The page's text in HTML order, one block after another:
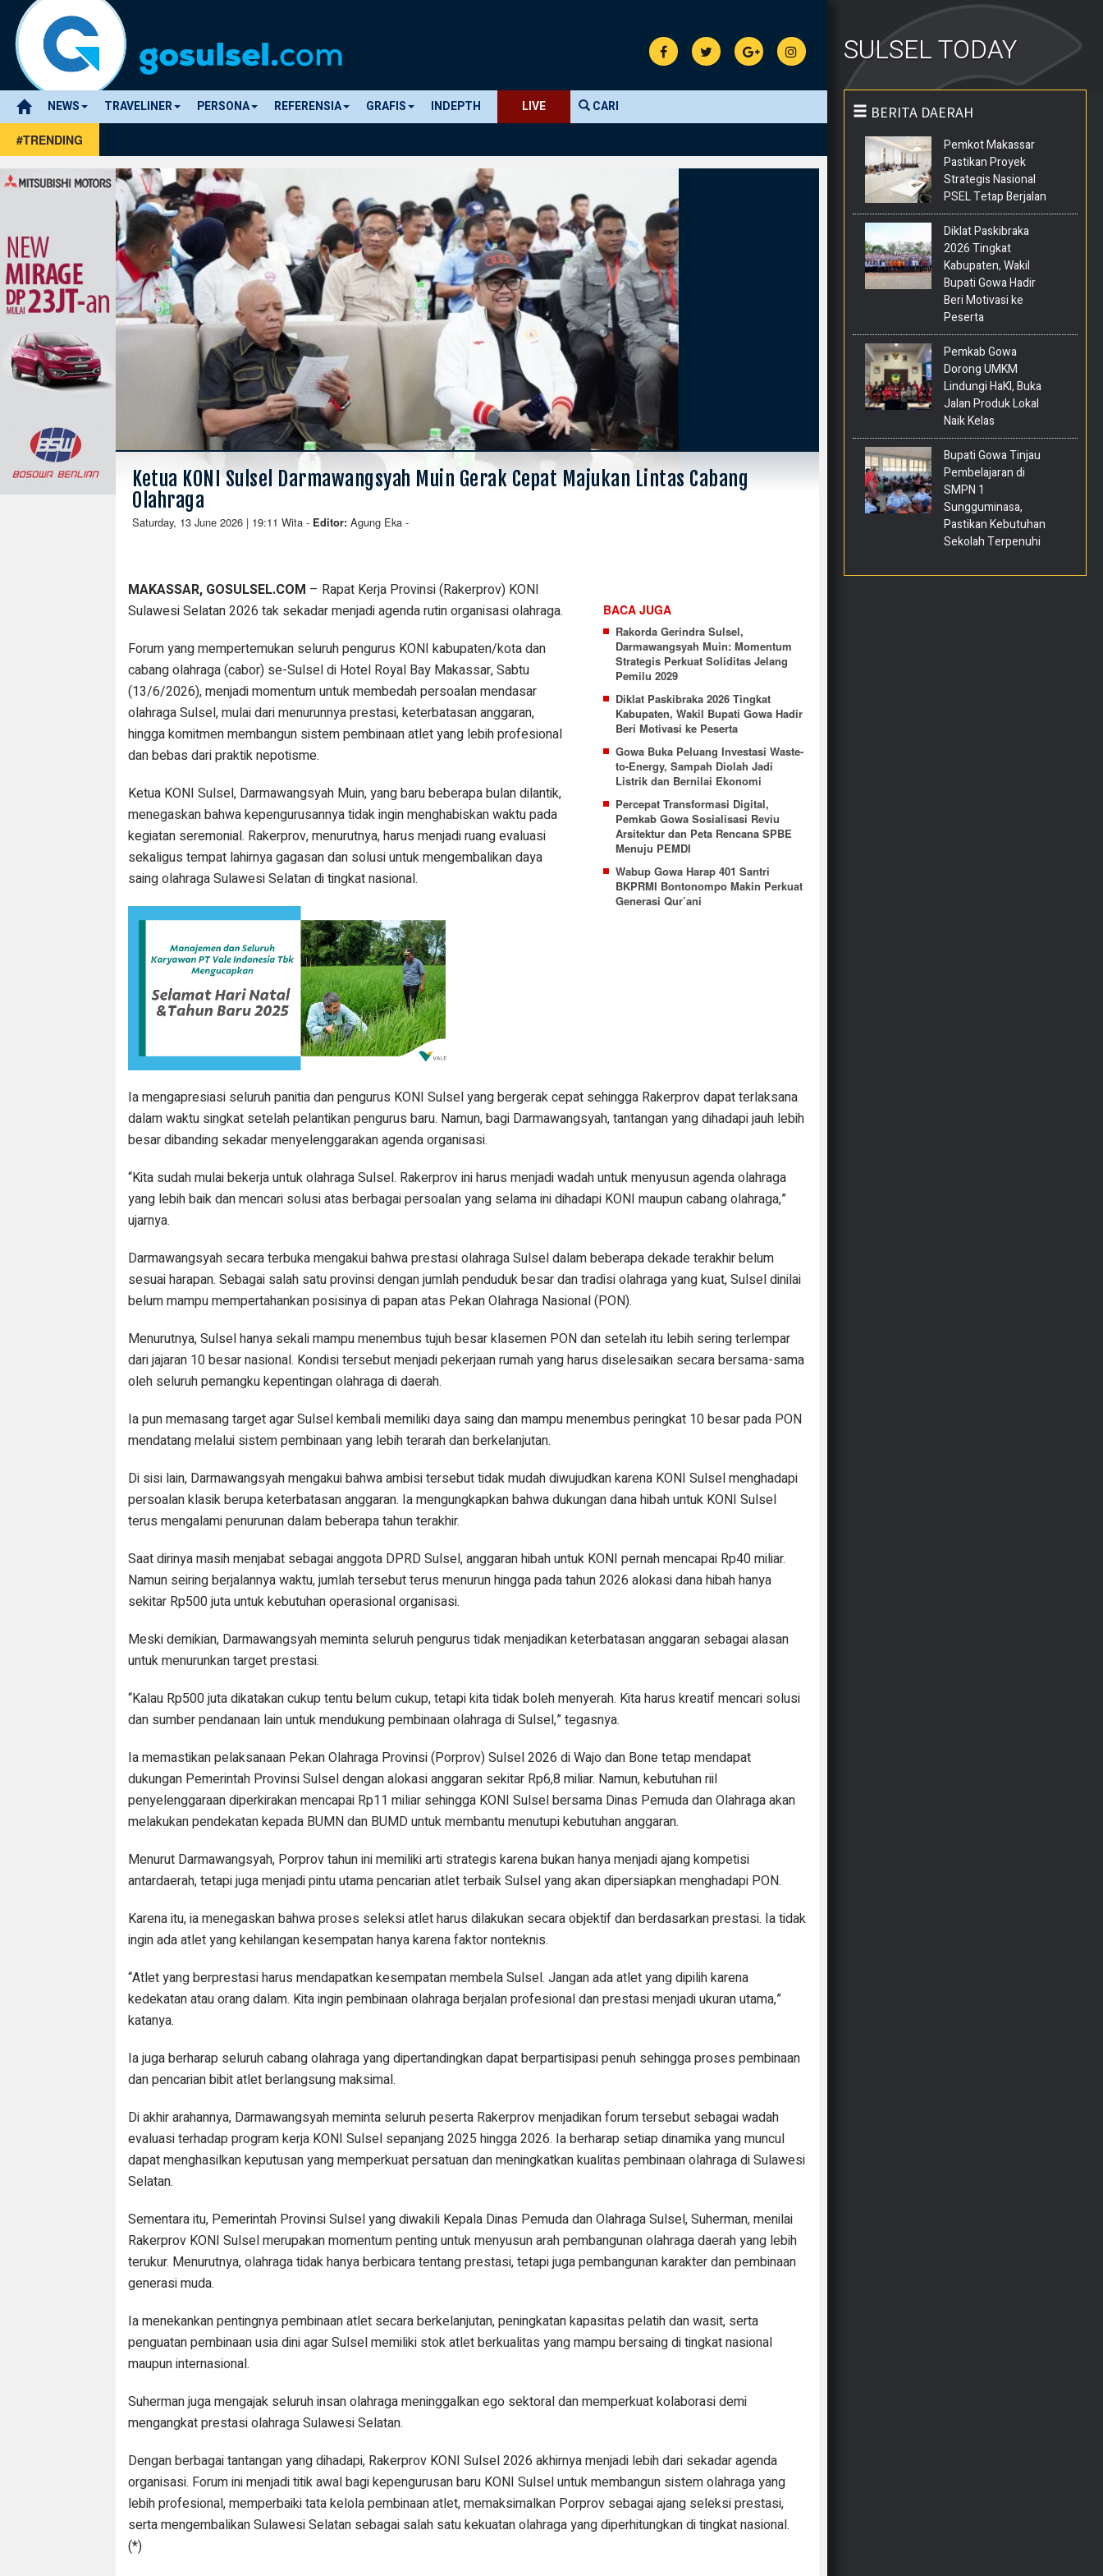
NEWS TRAVELINER PERSONA REFERENSIA GRAFIS INDEPTH LIVE CARI
#TRENDING
Ketua KONI Sulsel Darmawangsyah Muin Gerak Cepat Majukan Lintas Cabang
Olahraga
Saturday, 13 June 2026 | 19:11 Wita - Editor:Agung Eka -
BACA JUGA
Rakorda Gerindra Sulsel,
Darmawangsyah Muin: Momentum
Strategis Perkuat Soliditas Jelang
Pemilu 2029
Diklat Paskibraka 2026 Tingkat
Kabupaten, Wakil Bupati Gowa Hadir
Beri Motivasi ke Peserta
Gowa Buka Peluang Investasi Waste-
to-Energy, Sampah Diolah Jadi
Listrik dan Bernilai Ekonomi
Percepat Transformasi Digital,
Pemkab Gowa Sosialisasi Reviu
Arsitektur dan Peta Rencana SPBE
Menuju PEMDI
Wabup Gowa Harap 401 Santri
BKPRMI Bontonompo Makin Perkuat
Generasi Qur’ani
MAKASSAR, GOSULSEL.COM – Rapat Kerja Provinsi (Rakerprov) KONI
Sulawesi Selatan 2026 tak sekadar menjadi agenda rutin organisasi olahraga.
Forum yang mempertemukan seluruh pengurus KONI kabupaten/kota dan
cabang olahraga (cabor) se-Sulsel di Hotel Royal Bay Makassar, Sabtu
(13/6/2026), menjadi momentum untuk membedah persoalan mendasar
olahraga Sulsel, mulai dari menurunnya prestasi, keterbatasan anggaran,
hingga komitmen membangun sistem pembinaan atlet yang lebih profesional
dan bebas dari praktik nepotisme.
Ketua KONI Sulsel, Darmawangsyah Muin, yang baru beberapa bulan dilantik,
menegaskan bahwa kepengurusannya tidak ingin menghabiskan waktu pada
kegiatan seremonial. Rakerprov, menurutnya, harus menjadi ruang evaluasi
sekaligus tempat lahirnya gagasan dan solusi untuk mengembalikan daya
saing olahraga Sulawesi Selatan di tingkat nasional.
Ia mengapresiasi seluruh panitia dan pengurus KONI Sulsel yang bergerak cepat sehingga Rakerprov dapat terlaksana
dalam waktu singkat setelah pelantikan pengurus baru. Namun, bagi Darmawangsyah, tantangan yang dihadapi jauh lebih
besar dibanding sekadar menyelenggarakan agenda organisasi.
“Kita sudah mulai bekerja untuk olahraga Sulsel. Rakerprov ini harus menjadi wadah untuk menyusun agenda olahraga
yang lebih baik dan mencari solusi atas berbagai persoalan yang selama ini dihadapi KONI maupun cabang olahraga,”
ujarnya.
Darmawangsyah secara terbuka mengakui bahwa prestasi olahraga Sulsel dalam beberapa dekade terakhir belum
sesuai harapan. Sebagai salah satu provinsi dengan jumlah penduduk besar dan tradisi olahraga yang kuat, Sulsel dinilai
belum mampu mempertahankan posisinya di papan atas Pekan Olahraga Nasional (PON).
Menurutnya, Sulsel hanya sekali mampu menembus tujuh besar klasemen PON dan setelah itu lebih sering terlempar
dari jajaran 10 besar nasional. Kondisi tersebut menjadi pekerjaan rumah yang harus diselesaikan secara bersama-sama
oleh seluruh pemangku kepentingan olahraga di daerah.
Ia pun memasang target agar Sulsel kembali memiliki daya saing dan mampu menembus peringkat 10 besar pada PON
mendatang melalui sistem pembinaan yang lebih terarah dan berkelanjutan.
Di sisi lain, Darmawangsyah mengakui bahwa ambisi tersebut tidak mudah diwujudkan karena KONI Sulsel menghadapi
persoalan klasik berupa keterbatasan anggaran. Ia mengungkapkan bahwa dukungan dana hibah untuk KONI Sulsel
terus mengalami penurunan dalam beberapa tahun terakhir.
Saat dirinya masih menjabat sebagai anggota DPRD Sulsel, anggaran hibah untuk KONI pernah mencapai Rp40 miliar.
Namun seiring berjalannya waktu, jumlah tersebut terus menurun hingga pada tahun 2026 alokasi dana hibah hanya
sekitar Rp500 juta untuk kebutuhan operasional organisasi.
Meski demikian, Darmawangsyah meminta seluruh pengurus tidak menjadikan keterbatasan anggaran sebagai alasan
untuk menurunkan target prestasi.
“Kalau Rp500 juta dikatakan cukup tentu belum cukup, tetapi kita tidak boleh menyerah. Kita harus kreatif mencari solusi
dan sumber pendanaan lain untuk mendukung pembinaan olahraga di Sulsel,” tegasnya.
Ia memastikan pelaksanaan Pekan Olahraga Provinsi (Porprov) Sulsel 2026 di Wajo dan Bone tetap mendapat
dukungan Pemerintah Provinsi Sulsel dengan alokasi anggaran sekitar Rp6,8 miliar. Namun, kebutuhan riil
penyelenggaraan diperkirakan mencapai Rp11 miliar sehingga KONI Sulsel bersama Dinas Pemuda dan Olahraga akan
melakukan pendekatan kepada BUMN dan BUMD untuk membantu menutupi kebutuhan anggaran.
Menurut Darmawangsyah, Porprov tahun ini memiliki arti strategis karena bukan hanya menjadi ajang kompetisi
antardaerah, tetapi juga menjadi pintu utama pencarian atlet terbaik Sulsel yang akan dipersiapkan menghadapi PON.
Karena itu, ia menegaskan bahwa proses seleksi atlet harus dilakukan secara objektif dan berdasarkan prestasi. Ia tidak
ingin ada atlet yang kehilangan kesempatan hanya karena faktor nonteknis.
“Atlet yang berprestasi harus mendapatkan kesempatan membela Sulsel. Jangan ada atlet yang dipilih karena
kedekatan atau orang dalam. Kita ingin pembinaan olahraga berjalan profesional dan prestasi menjadi ukuran utama,”
katanya.
Ia juga berharap seluruh cabang olahraga yang dipertandingkan dapat berpartisipasi penuh sehingga proses pembinaan
dan pencarian bibit atlet berlangsung maksimal.
Di akhir arahannya, Darmawangsyah meminta seluruh peserta Rakerprov menjadikan forum tersebut sebagai wadah
evaluasi terhadap program kerja KONI Sulsel sepanjang 2025 hingga 2026. Ia berharap setiap dinamika yang muncul
dapat menghasilkan keputusan yang memperkuat persatuan dan meningkatkan kualitas pembinaan olahraga di Sulawesi
Selatan.
Sementara itu, Pemerintah Provinsi Sulsel yang diwakili Kepala Dinas Pemuda dan Olahraga Sulsel, Suherman, menilai
Rakerprov KONI Sulsel merupakan momentum penting untuk menyusun arah pembangunan olahraga daerah yang lebih
terukur. Menurutnya, olahraga tidak hanya berbicara tentang prestasi, tetapi juga pembangunan karakter dan pembinaan
generasi muda.
Ia menekankan pentingnya pembinaan atlet secara berkelanjutan, peningkatan kapasitas pelatih dan wasit, serta
penguatan pembinaan usia dini agar Sulsel memiliki stok atlet berkualitas yang mampu bersaing di tingkat nasional
maupun internasional.
Suherman juga mengajak seluruh insan olahraga meninggalkan ego sektoral dan memperkuat kolaborasi demi
mengangkat prestasi olahraga Sulawesi Selatan.
Dengan berbagai tantangan yang dihadapi, Rakerprov KONI Sulsel 2026 akhirnya menjadi lebih dari sekadar agenda
organisasi. Forum ini menjadi titik awal bagi kepengurusan baru KONI Sulsel untuk membangun sistem olahraga yang
lebih profesional, memperbaiki tata kelola pembinaan atlet, memaksimalkan Porprov sebagai ajang seleksi prestasi,
serta mengembalikan Sulawesi Selatan sebagai salah satu kekuatan olahraga yang diperhitungkan di tingkat nasional.
(*)
SULSEL TODAY
BERITA DAERAH
Pemkot Makassar
Pastikan Proyek
Strategis Nasional
PSEL Tetap Berjalan
Diklat Paskibraka
2026 Tingkat
Kabupaten, Wakil
Bupati Gowa Hadir
Beri Motivasi ke
Peserta
Pemkab Gowa
Dorong UMKM
Lindungi HaKI, Buka
Jalan Produk Lokal
Naik Kelas
Bupati Gowa Tinjau
Pembelajaran di
SMPN 1
Sungguminasa,
Pastikan Kebutuhan
Sekolah Terpenuhi